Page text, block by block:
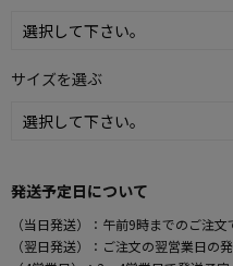
サイズを選ぶ
発送予定日について
（当日発送）：午前9時までのご注
（翌日発送）：ご注文の翌営業日の